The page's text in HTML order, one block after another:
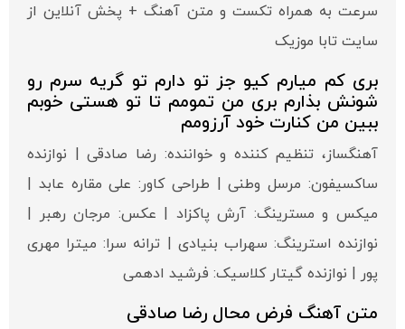
سرعت به همراه تکست و متن آهنگ + پخش آنلاین از
سایت تابا موزیک
بری کم میارم کیو جز تو دارم تو گریه سرم رو
شونش بذارم بری من تمومم تا تو هستی خوبم
ببین من کنارت خود آرزومم
آهنگساز، تنظیم کننده و خواننده: رضا صادقی | نوازنده
ساکسیفون: مرسل وطنی | طراحی کاور: علی مقاره عابد |
میکس و مسترینگ: آرش پاکزاد | عکس: مرجان رهبر |
نوازنده استرینگ: سهراب بنیادی | ترانه سرا: میترا مهری
پور | نوازنده گیتار کلاسیک: فرشید ادهمی
متن آهنگ فرض محال رضا صادقی